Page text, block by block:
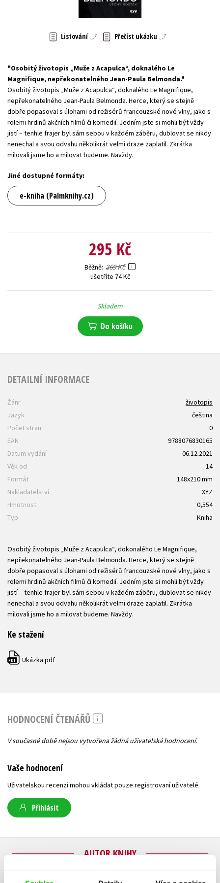
Zahraniční literatura
Všechny tituly
Listování Přečíst ukázku
Osobitý životopis „Muže z Acapulca“, doknalého Le
Magnifique, nepřekonatelného Jean-Paula Belmonda.
Osobitý životopis „Muže z Acapulca“, doknalého Le Magnifique,
nepřekonatelného Jean-Paula Belmonda. Herce, který se stejně
dobře popasoval s úlohami od režisérů francouzské nové vlny, jako s
rolemi hrdinů akčních filmů či komedií. Jedním jste si mohli být vždy
jistí – tenhle frajer byl sám sebou v každém záběru, dublovat se nikdy
nenechal a svou odvahu několikrát velmi draze zaplatil. Zkrátka
milovali jsme ho a milovat budeme. Navždy.
Jiné dostupné formáty:
e-kniha (Palmknihy.cz)
295 Kč
Běžně 369 Kč
ušetříte 74 Kč
Skladem
Do košíku
DETAILNÍ INFORMACE
Žánr
životopis
Jazyk
čeština
Počet stran
0
EAN
9788076830165
Datum vydání
06.12.2021
Věk od
14
Formát
148x210 mm
Nakladatelství
XYZ
Hmotnost
0,554
Typ
Kniha
Osobitý životopis „Muže z Acapulca“, dokonalého Le Magnifique,
nepřekonatelného Jean-Paula Belmonda. Herce, který se stejně
dobře popasoval s úlohami od režisérů francouzské nové vlny, jako s
rolemi hrdinů akčních filmů či komedií. Jedním jste si mohli být vždy
jistí – tenhle frajer byl sám sebou v každém záběru, dublovat se nikdy
nenechal a svou odvahu několikrát velmi draze zaplatil. Zkrátka
milovali jsme ho a milovat budeme. Navždy.
Ke stažení
PDF Ukázka.pdf
HODNOCENÍ ČTENÁŘŮ
V současné době nejsou vytvořena žádná uživatelská hodnocení.
Vaše hodnocení
Uživatelskou recenzi mohou vkládat pouze registrovaní uživatelé
Přihlásit
AUTOR KNIHY